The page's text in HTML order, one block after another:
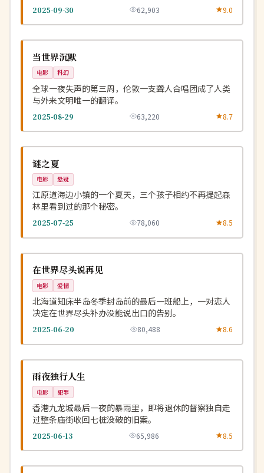
2025-09-30 62,903 9.0
英国
当世界沉默
电影 科幻
全球一夜失声的第三周，伦敦一支聋人合唱团成了人类
与外来文明唯一的翻译。
2025-08-29 63,220 8.7
韩国
谜之夏
电影 悬疑
江原道海边小镇的一个夏天，三个孩子相约不再提起森
林里看到过的那个秘密。
2025-07-25 78,060 8.5
日本
在世界尽头说再见
电影 爱情
北海道知床半岛冬季封岛前的最后一班船上，一对恋人
决定在世界尽头补办没能说出口的告别。
2025-06-20 80,488 8.6
中国
雨夜独行人生
电影 犯罪
香港九龙城最后一夜的暴雨里，即将退休的督察独自走
过整条庙街收回七桩没破的旧案。
2025-06-13 65,986 8.5